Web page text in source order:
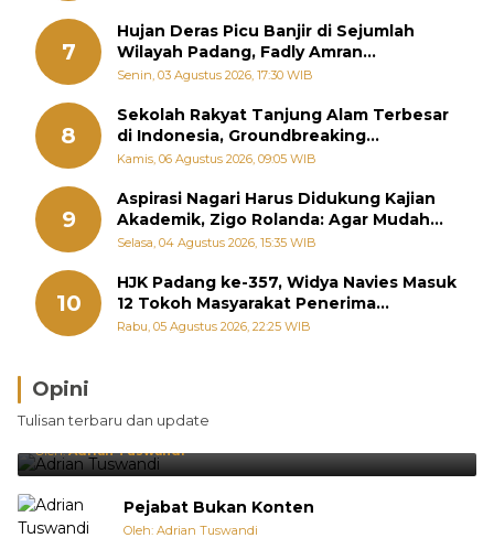
7
Hujan Deras Picu Banjir di Sejumlah
Wilayah Padang, Fadly Amran
Perintahkan OPD Siaga
Senin, 03 Agustus 2026, 17:30 WIB
8
Sekolah Rakyat Tanjung Alam Terbesar
di Indonesia, Groundbreaking
September
Kamis, 06 Agustus 2026, 09:05 WIB
9
Aspirasi Nagari Harus Didukung Kajian
Akademik, Zigo Rolanda: Agar Mudah
Diperjuangkan di Kementerian
Selasa, 04 Agustus 2026, 15:35 WIB
10
HJK Padang ke-357, Widya Navies Masuk
12 Tokoh Masyarakat Penerima
Penghargaan Pemko Padang
Rabu, 05 Agustus 2026, 22:25 WIB
Opini
Tulisan terbaru dan update
Brasil Lebih Diunggulkan, tetapi Jepang Selalu
Punya Cara Membuat Kejutan
Oleh:Adrian Tuswandi
Pejabat Bukan Konten
Oleh: Adrian Tuswandi